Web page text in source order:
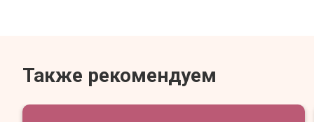
Также рекомендуем